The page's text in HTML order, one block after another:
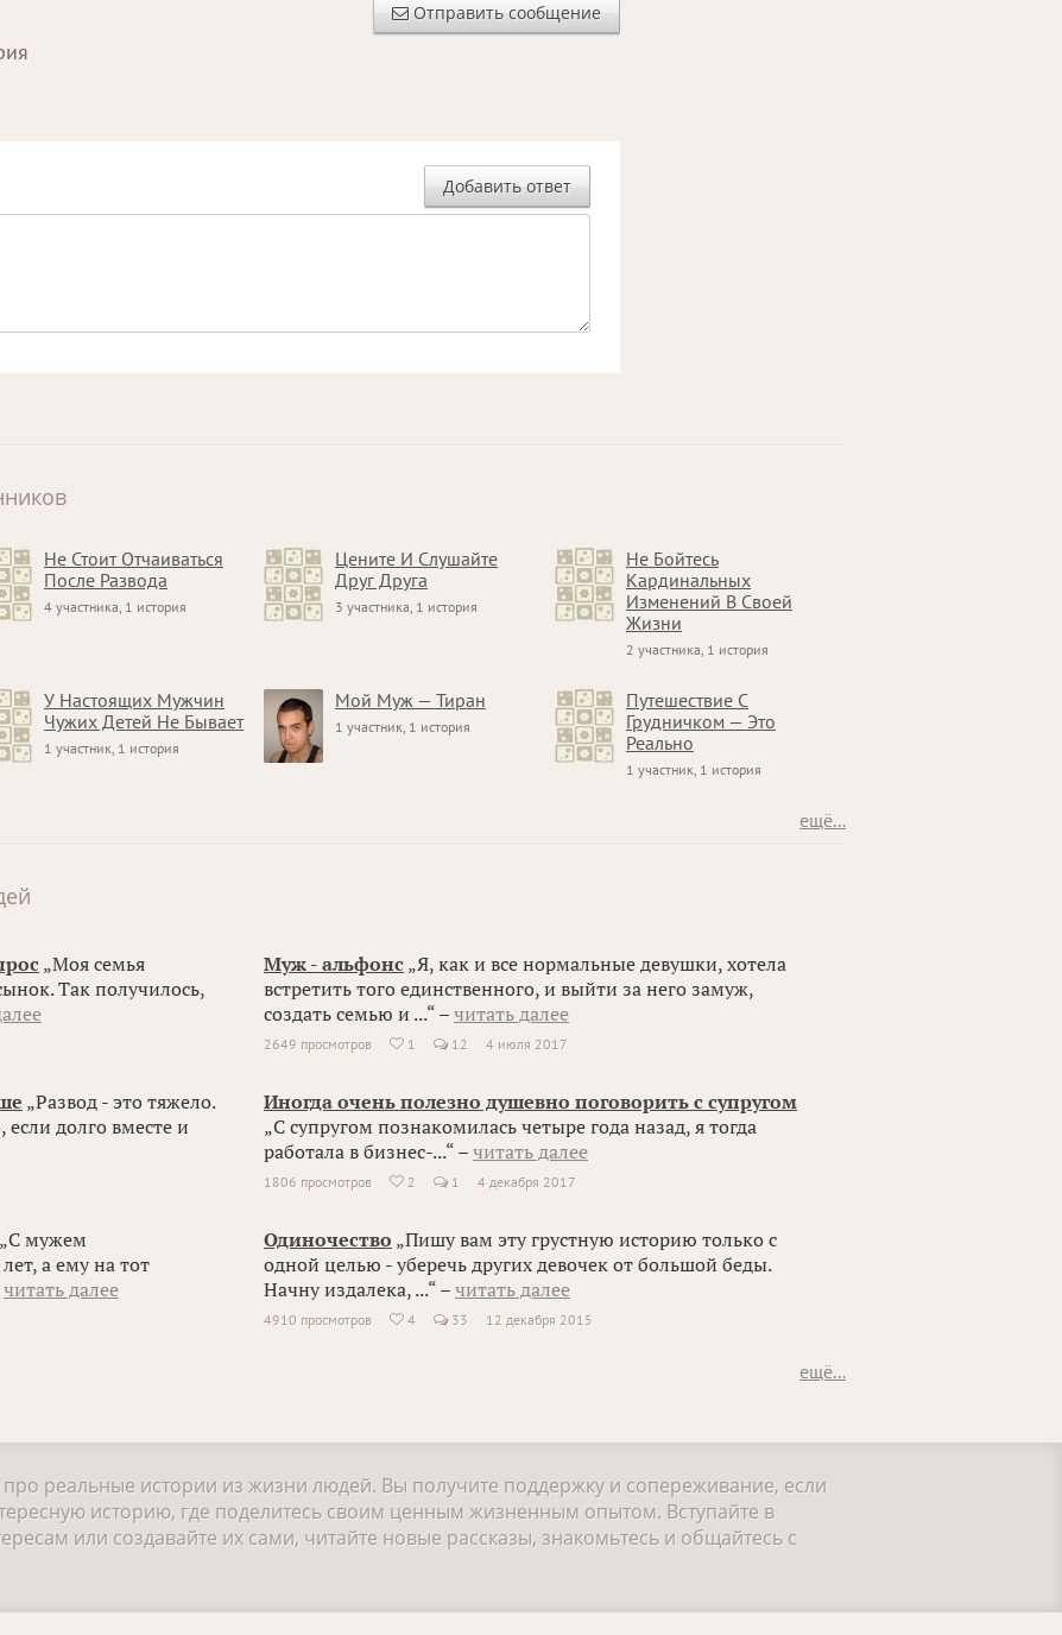
Отправить сообщение
Добавить ответ
Не Стоит Отчаиваться
После Развода
4 участника, 1 история
Цените И Слушайте
Друг Друга
3 участника, 1 история
Не Бойтесь
Кардинальных
Изменений В Своей
Жизни
2 участника, 1 история
У Настоящих Мужчин
Чужих Детей Не Бывает
1 участник, 1 история
Мой Муж — Тиран
1 участник, 1 история
Путешествие С
Грудничком — Это
Реально
1 участник, 1 история
ещё...
„Моя семья
Так получилось,
Муж - альфонс „Я, как и все нормальные девушки, хотела
встретить того единственного, и выйти за него замуж,
создать семью и ...“ – читать далее
2649 просмотров  1 12 4 июля 2017
„Развод - это тяжело.
если долго вместе и
Иногда очень полезно душевно поговорить с супругом
„С супругом познакомилась четыре года назад, я тогда
работала в бизнес-...“ – читать далее
1806 просмотров  2 1 4 декабря 2017
„С мужем
а ему на тот
читать далее
Одиночество „Пишу вам эту грустную историю только с
одной целью - уберечь других девочек от большой беды.
Начну издалека, ...“ – читать далее
4910 просмотров  4 33 12 декабря 2015
ещё...
реальные истории из жизни людей. Вы получите поддержку и сопереживание, если
историю, где поделитесь своим ценным жизненным опытом. Вступайте в
или создавайте их сами, читайте новые рассказы, знакомьтесь и общайтесь с